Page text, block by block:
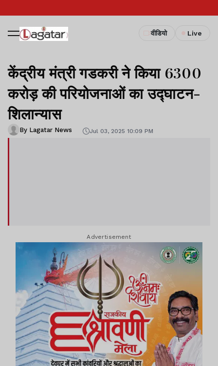
वीडियो Live
केंद्रीय मंत्री गडकरी ने किया 6300
करोड़ की परियोजनाओं का उद्घाटन-
शिलान्यास
By Lagatar News Jul 03, 2025 10:09 PM
Advertisement